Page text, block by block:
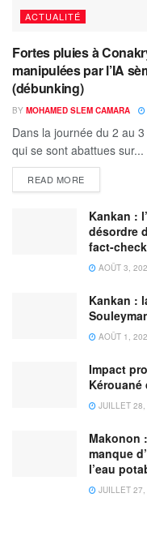
ACTUALITÉ
Fortes pluies à
manipulées par l’IA
(débunking)
BY MOHAMED SLEM CAMARA
Dans la journée du 2 au
qui se sont abattues sur...
READ MORE
Kankan :
désordre
fact-
AOÛT 3,
Kankan :
AOÛT 1,
Impact
JUILLET
Makonon
manque
l’eau
JUILLET